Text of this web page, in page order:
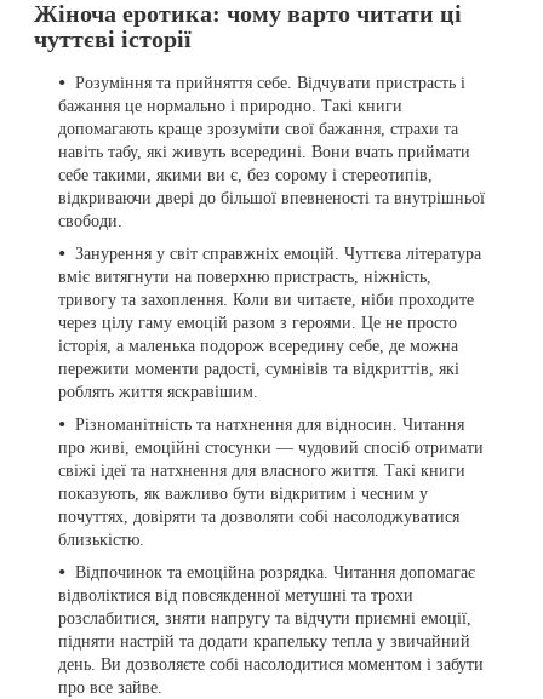
Жіноча еротика: чому варто читати ці
чуттєві історії
Розуміння та прийняття себе. Відчувати пристрасть і
бажання це нормально і природно. Такі книги
допомагають краще зрозуміти свої бажання, страхи та
навіть табу, які живуть всередині. Вони вчать приймати
себе такими, якими ви є, без сорому і стереотипів,
відкриваючи двері до більшої впевненості та внутрішньої
свободи.
Занурення у світ справжніх емоцій. Чуттєва література
вміє витягнути на поверхню пристрасть, ніжність,
тривогу та захоплення. Коли ви читаєте, ніби проходите
через цілу гаму емоцій разом з героями. Це не просто
історія, а маленька подорож всередину себе, де можна
пережити моменти радості, сумнівів та відкриттів, які
роблять життя яскравішим.
Різноманітність та натхнення для відносин. Читання
про живі, емоційні стосунки — чудовий спосіб отримати
свіжі ідеї та натхнення для власного життя. Такі книги
показують, як важливо бути відкритим і чесним у
почуттях, довіряти та дозволяти собі насолоджуватися
близькістю.
Відпочинок та емоційна розрядка. Читання допомагає
відволіктися від повсякденної метушні та трохи
розслабитися, зняти напругу та відчути приємні емоції,
підняти настрій та додати крапельку тепла у звичайний
день. Ви дозволяєте собі насолодитися моментом і забути
про все зайве.